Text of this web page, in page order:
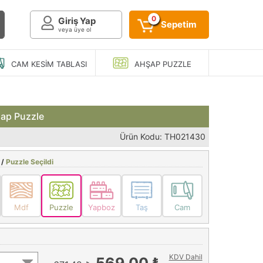
Giriş Yap
veya üye ol
0
Sepetim
CAM KESIM TABLASI AHŞAPPUZZLE
Puzzle
Ürün Kodu: TH021430
/ Puzzle Seçildi
Mdf Puzzle Yapboz Taş Cam
KDV Dahil